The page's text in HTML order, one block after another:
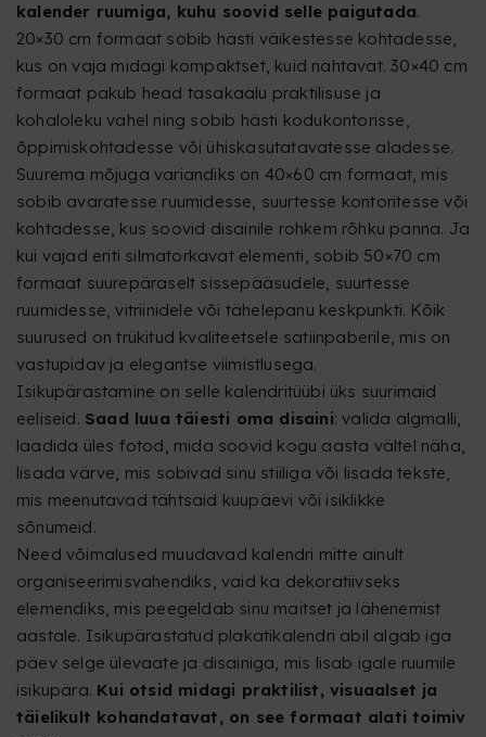
kalender ruumiga, kuhu soovid selle paigutada.
20×30 cm formaat sobib hästi väikestesse kohtadesse,
kus on vaja midagi kompaktset, kuid nähtavat. 30×40 cm
formaat pakub head tasakaalu praktilisuse ja
kohaloleku vahel ning sobib hästi kodukontorisse,
õppimiskohtadesse või ühiskasutatavatesse aladesse.
Suurema mõjuga variandiks on 40×60 cm formaat, mis
sobib avaratesse ruumidesse, suurtesse kontoritesse või
kohtadesse, kus soovid disainile rohkem rõhku panna. Ja
kui vajad eriti silmatorkavat elementi, sobib 50×70 cm
formaat suurepäraselt sissepääsudele, suurtesse
ruumidesse, vitriinidele või tähelepanu keskpunkti. Kõik
suurused on trükitud kvaliteetsele satiinpaberile, mis on
vastupidav ja elegantse viimistlusega.
Isikupärastamine on selle kalendritüübi üks suurimaid
eeliseid. Saad luua täiesti oma disaini: valida algmalli,
laadida üles fotod, mida soovid kogu aasta vältel näha,
lisada värve, mis sobivad sinu stiiliga või lisada tekste,
mis meenutavad tähtsaid kuupäevi või isiklikke
sõnumeid.
Need võimalused muudavad kalendri mitte ainult
organiseerimisvahendiks, vaid ka dekoratiivseks
elemendiks, mis peegeldab sinu maitset ja lähenemist
aastale. Isikupärastatud plakatikalendri abil algab iga
päev selge ülevaate ja disainiga, mis lisab igale ruumile
isikupära. Kui otsid midagi praktilist, visuaalset ja
täielikult kohandatavat, on see formaat alati toimiv